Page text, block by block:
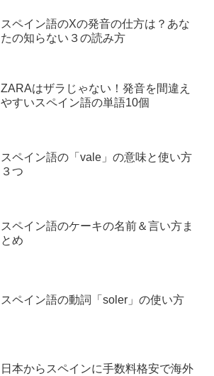
スペイン語のXの発音の仕方は？あな
たの知らない３の読み方
ZARAはザラじゃない！発音を間違え
やすいスペイン語の単語10個
スペイン語の「vale」の意味と使い方
３つ
スペイン語のケーキの名前＆言い方ま
とめ
スペイン語の動詞「soler」の使い方
日本からスペインに手数料格安で海外